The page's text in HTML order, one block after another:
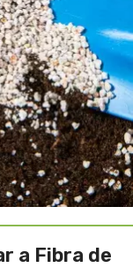
a Fibra de